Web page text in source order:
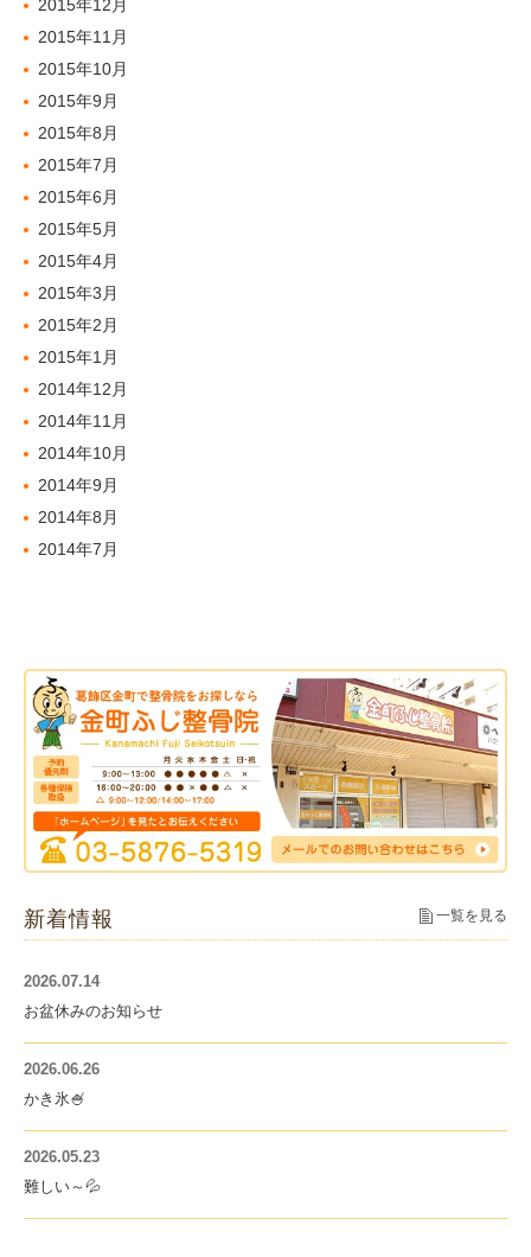
2015年12月
2015年11月
2015年10月
2015年9月
2015年8月
2015年7月
2015年6月
2015年5月
2015年4月
2015年3月
2015年2月
2015年1月
2014年12月
2014年11月
2014年10月
2014年9月
2014年8月
2014年7月
新着情報 一覧を見る
2026.07.14
お盆休みのお知らせ
2026.06.26
かき氷🍧
2026.05.23
難しい～💦